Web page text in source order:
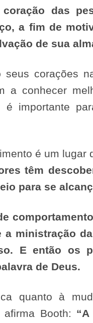
das
a fim de
de sua
seus corações
a conhecer
é importante
é um lugar
têm
para se
a ministração
E então os
de Deus.
quanto à
afirma Booth: